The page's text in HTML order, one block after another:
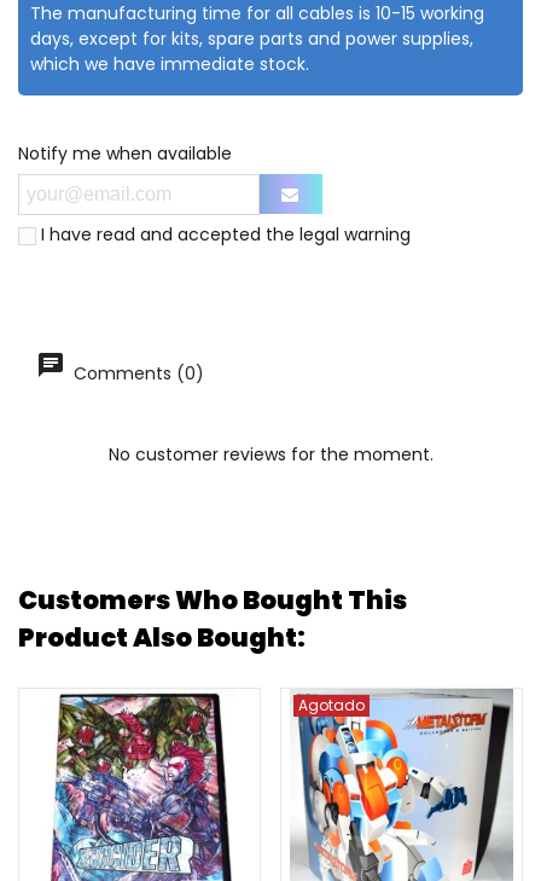
The manufacturing time for all cables is 10-15 working
days, except for kits, spare parts and power supplies,
which we have immediate stock.
Notify me when available
I have read and accepted the legal warning
Comments (0)
No customer reviews for the moment.
Customers Who Bought This
Product Also Bought:
Agotado